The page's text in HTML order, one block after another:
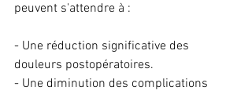
peuvent s'attendre à :
- Une réduction significative des
douleurs postopératoires.
- Une diminution des complications